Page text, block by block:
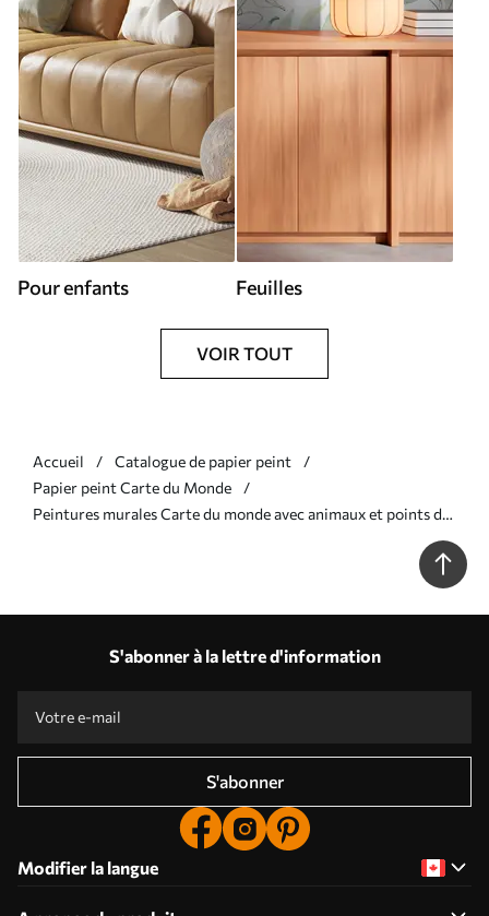
Pour enfants Feuilles
VOIR TOUT
Accueil
Catalogue de papier peint
Papier peint Carte du Monde
Peintures murales Carte du monde avec animaux et points de
S'abonner à la lettre d'information
S'abonner
Modifier la langue